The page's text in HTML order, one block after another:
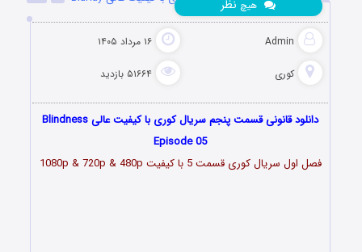
Admin ۱۶ مرداد ۱۴۰۵
کوری ۵۱۶۶۴ بازدید
هیچ نظر
دانلود قانونی قسمت پنجم سریال کوری با کیفیت عالی Blindness
Episode 05
فصل اول سریال کوری قسمت 5 با کیفیت 1080p & 720p & 480p